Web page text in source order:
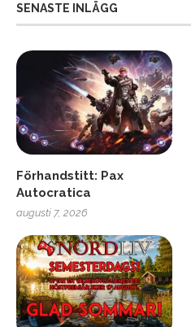
SENASTE INLÄGG
Förhandstitt: Pax
Autocratica
augusti 7, 2026